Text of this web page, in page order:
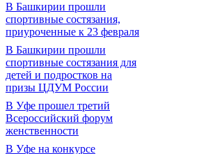
В Башкирии прошли
спортивные состязания,
приуроченные к 23 февраля
В Башкирии прошли
спортивные состязания для
детей и подростков на
призы ЦДУМ России
В Уфе прошел третий
Всероссийский форум
женственности
В Уфе на конкурсе